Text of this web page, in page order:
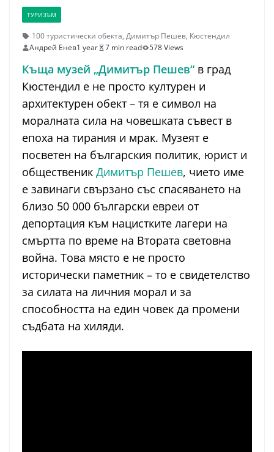
ТУРИЗЪМ
100 туристически обекта, Димитър Пешев, Кюстендил
Андрей Енев1 year 7 min read 578 Views
Къща музей „Димитър Пешев“ в град
Кюстендил е не просто културен и
архитектурен обект – тя е символ на
моралната сила на човешката съвест в
епоха на тирания и мрак. Музеят е
посветен на българския политик, юрист и
общественик Димитър Пешев, чието име
е завинаги свързано със спасяването на
близо 50 000 български евреи от
депортация към нацистките лагери на
смъртта по време на Втората световна
война. Това място е не просто
исторически паметник – то е свидетелство
за силата на личния морал и за
способността на един човек да промени
съдбата на хиляди.